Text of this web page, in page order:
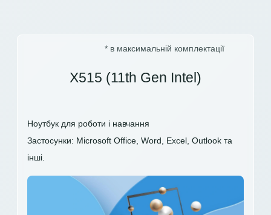
* в максимальній комплектації
X515 (11th Gen Intel)
Ноутбук для роботи і навчання
Застосунки: Microsoft Office, Word, Excel, Outlook та
інші.